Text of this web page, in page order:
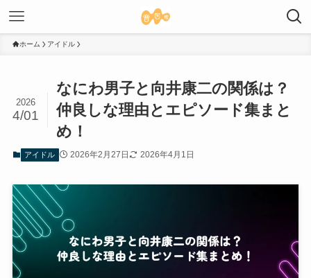
ホーム アイドル
なにわ男子と向井康二の関係は？
仲良しな理由とエピソード集まと
め！
2026
4/01
アイドル 2026年2月27日 2026年4月1日